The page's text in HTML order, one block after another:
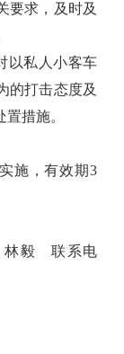
要求， 及时及
以私人小客车
的打击态度及
置措施。
施，有效期3
林毅 联系电